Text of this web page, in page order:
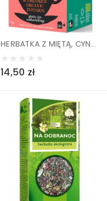
HERBATKA Z MIĘTĄ, CYNAMONEM I LUKRECJĄ (MARRAKESH MARKETS) BIO (20 x 1,75 g) - CLIPPER 35 g
14,50 zł